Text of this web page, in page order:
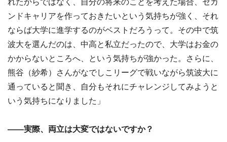
れたからではなく、自分の将来のことを考えた場合、セカ
ンドキャリアを作っておきたいという気持ちが強く、それ
ならば大学に進学するのがベストだろうって。その中で筑
波大を選んだのは、中高と私立だったので、大学はお金の
かからないところへ、という気持ちが強かった。さらに、
熊谷（紗希）さんがなでしこリーグで戦いながら筑波大に
通っていると聞き、自分もそれにチャレンジしてみようと
いう気持ちになりました」
――実際、両立は大変ではないですか？